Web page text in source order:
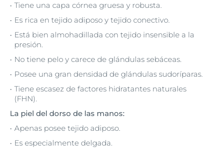
Tiene una capa córnea gruesa y robusta.
Es rica en tejido adiposo y tejido conectivo.
Está bien almohadillada con tejido insensible a la
presión.
No tiene pelo y carece de glándulas sebáceas.
Posee una gran densidad de glándulas sudoríparas.
Tiene escasez de factores hidratantes naturales
(FHN).
La piel del dorso de las manos:
Apenas posee tejido adiposo.
Es especialmente delgada.